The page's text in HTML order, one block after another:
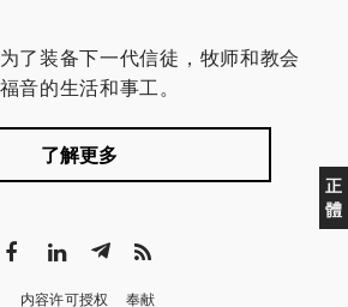
正
體
了装备下一代信徒，牧师和教会
音的生活和事工。
了解更多
内容许可授权 奉献